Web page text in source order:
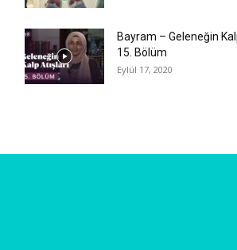
Bayram – Geleneğin
15. Bölüm
Eylül 17, 2020